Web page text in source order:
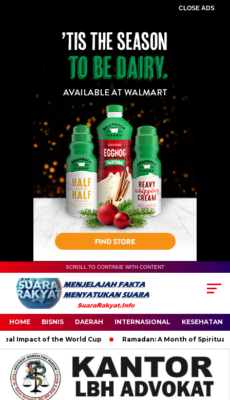
CLOSE ADS
SCROLL TO CONTINUE WITH CONTENT
HOME BISNIS DAERAH INTERNASIONAL KESEHATAN
of the World Cup Ramadan: A Month of Spiritual